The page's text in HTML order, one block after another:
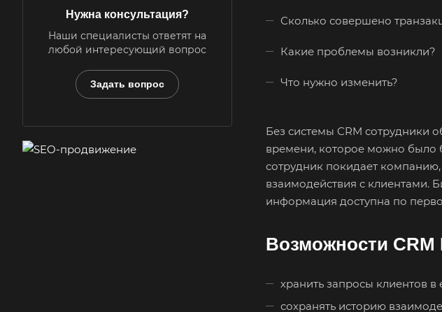
Сколько совершено
Какие проблемы возникли?
Что нужно изменить?
Без системы CRM сотрудники
времени, которое можно было
сотрудник покидает компанию,
взаимодействия с клиентами.
информация доступна по
Возможности CRM
хранить запросы клиентов в
сохранять историю
Нужна консультация?
Наши специалисты ответят на
любой интересующий вопрос
Задать вопрос